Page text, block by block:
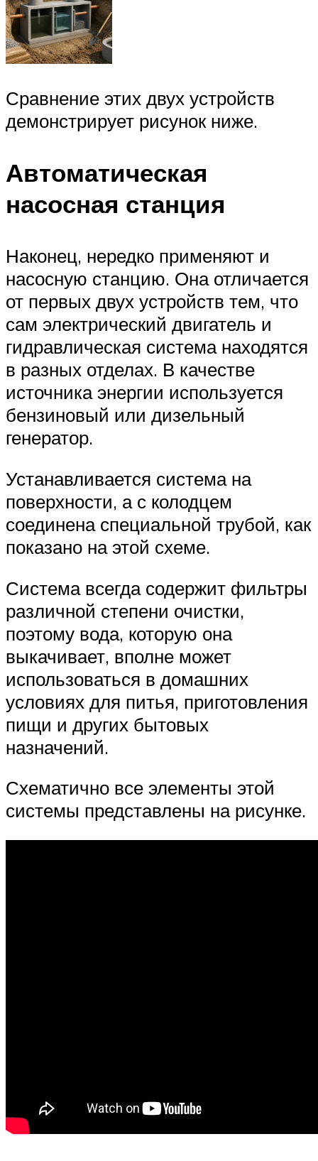
Сравнение этих двух устройств
демонстрирует рисунок ниже.
Автоматическая
насосная станция
Наконец, нередко применяют и
насосную станцию. Она отличается
от первых двух устройств тем, что
сам электрический двигатель и
гидравлическая система находятся
в разных отделах. В качестве
источника энергии используется
бензиновый или дизельный
генератор.
Устанавливается система на
поверхности, а с колодцем
соединена специальной трубой, как
показано на этой схеме.
Система всегда содержит фильтры
различной степени очистки,
поэтому вода, которую она
выкачивает, вполне может
использоваться в домашних
условиях для питья, приготовления
пищи и других бытовых
назначений.
Схематично все элементы этой
системы представлены на рисунке.